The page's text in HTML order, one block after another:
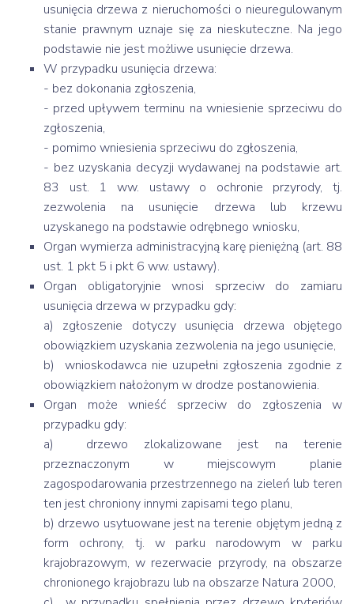
usunięcia drzewa z nieruchomości o nieuregulowanym
stanie prawnym uznaje się za nieskuteczne. Na jego
podstawie nie jest możliwe usunięcie drzewa.
W przypadku usunięcia drzewa:
- bez dokonania zgłoszenia,
- przed upływem terminu na wniesienie sprzeciwu do
zgłoszenia,
- pomimo wniesienia sprzeciwu do zgłoszenia,
- bez uzyskania decyzji wydawanej na podstawie art.
83 ust. 1 ww. ustawy o ochronie przyrody, tj.
zezwolenia na usunięcie drzewa lub krzewu
uzyskanego na podstawie odrębnego wniosku,
Organ wymierza administracyjną karę pieniężną (art. 88
ust. 1 pkt 5 i pkt 6 ww. ustawy).
Organ obligatoryjnie wnosi sprzeciw do zamiaru
usunięcia drzewa w przypadku gdy:
a) zgłoszenie dotyczy usunięcia drzewa objętego
obowiązkiem uzyskania zezwolenia na jego usunięcie,
b) wnioskodawca nie uzupełni zgłoszenia zgodnie z
obowiązkiem nałożonym w drodze postanowienia.
Organ może wnieść sprzeciw do zgłoszenia w
przypadku gdy:
a) drzewo zlokalizowane jest na terenie
przeznaczonym w miejscowym planie
zagospodarowania przestrzennego na zieleń lub teren
ten jest chroniony innymi zapisami tego planu,
b) drzewo usytuowane jest na terenie objętym jedną z
form ochrony, tj. w parku narodowym w parku
krajobrazowym, w rezerwacie przyrody, na obszarze
chronionego krajobrazu lub na obszarze Natura 2000,